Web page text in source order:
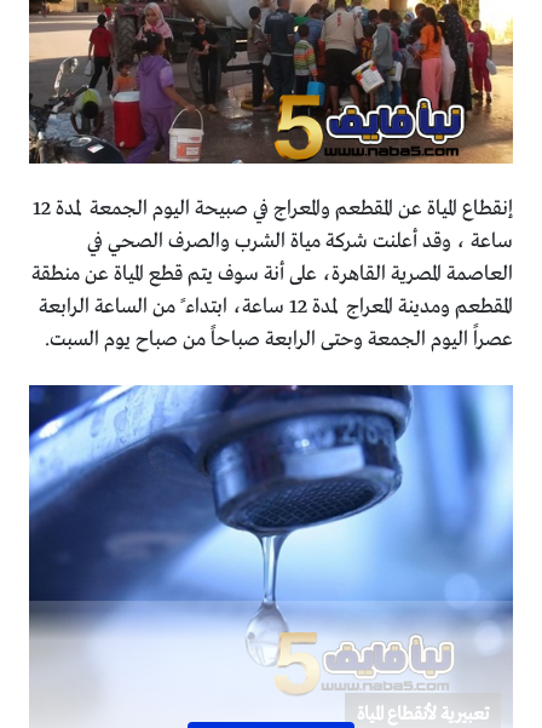
إنقطاع المياة عن المقطعم والمعراج في صبيحة اليوم الجمعة لمدة 12
ساعة ، وقد أعلنت شركة مياة الشرب والصرف الصحي في
العاصمة المصرية القاهرة، على أنة سوف يتم قطع المياة عن منطقة
المقطعم ومدينة المعراج لمدة 12 ساعة، ابتداء ً من الساعة الرابعة
عصراً اليوم الجمعة وحتى الرابعة صباحاً من صباح يوم السبت.
تعبيرية لأنقطاع المياة